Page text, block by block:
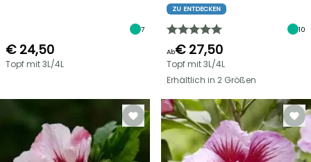
7
€ 24,50
Topf mit 3L/4L
ZU ENTDECKEN
10
Ab€ 27,50
Topf mit 3L/4L
Erhältlich in 2 Größen